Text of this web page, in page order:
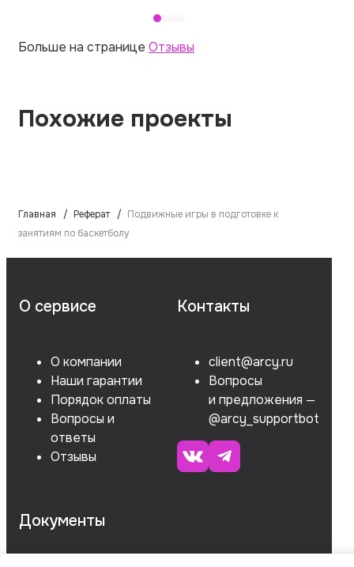
Больше на странице Отзывы
Похожие проекты
Главная Реферат
Подвижные игры в подготовке к
занятиям по баскетболу
О сервисе
О компании
Наши гарантии
Порядок оплаты
Вопросы и
ответы
Отзывы
Контакты
client@arcy.ru
Вопросы
и предложения —
@arcy_supportbot
Документы